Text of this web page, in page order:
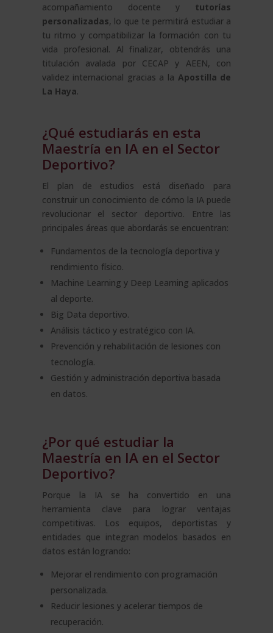
acompañamiento docente y tutorías
personalizadas, lo que te permitirá estudiar a
tu ritmo y compatibilizar la formación con tu
vida profesional. Al finalizar, obtendrás una
titulación avalada por CECAP y AEEN, con
validez internacional gracias a la Apostilla de
La Haya.
¿Qué estudiarás en esta
Maestría en IA en el Sector
Deportivo?
El plan de estudios está diseñado para
construir un conocimiento de cómo la IA puede
revolucionar el sector deportivo. Entre las
principales áreas que abordarás se encuentran:
Fundamentos de la tecnología deportiva y
rendimiento físico.
Machine Learning y Deep Learning aplicados
al deporte.
Big Data deportivo.
Análisis táctico y estratégico con IA.
Prevención y rehabilitación de lesiones con
tecnología.
Gestión y administración deportiva basada
en datos.
¿Por qué estudiar la
Maestría en IA en el Sector
Deportivo?
Porque la IA se ha convertido en una
herramienta clave para lograr ventajas
competitivas. Los equipos, deportistas y
entidades que integran modelos basados en
datos están logrando:
Mejorar el rendimiento con programación
personalizada.
Reducir lesiones y acelerar tiempos de
recuperación.